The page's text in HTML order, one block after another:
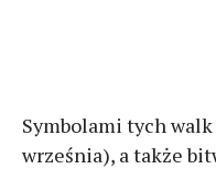
Symbolami tych
września), a także